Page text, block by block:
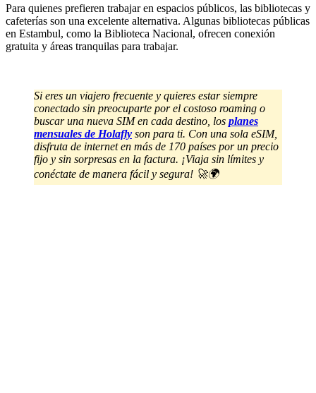
Para quienes prefieren trabajar en espacios públicos, las bibliotecas y
cafeterías son una excelente alternativa. Algunas bibliotecas públicas
en Estambul, como la Biblioteca Nacional, ofrecen conexión
gratuita y áreas tranquilas para trabajar.
Si eres un viajero frecuente y quieres estar siempre
conectado sin preocuparte por el costoso roaming o
buscar una nueva SIM en cada destino, los planes
mensuales de Holafly son para ti. Con una sola eSIM,
disfruta de internet en más de 170 países por un precio
fijo y sin sorpresas en la factura. ¡Viaja sin límites y
conéctate de manera fácil y segura! 🚀🌍